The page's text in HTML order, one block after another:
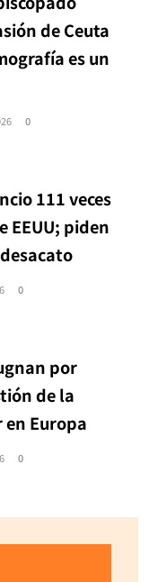
de Ceuta
es un
0
111 veces
EEUU; piden
0
por
de la
Europa
0